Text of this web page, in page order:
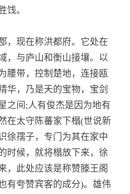
饯。
，现在称洪都府。它处在
，与庐山和衡山接壤。以
腰带，控制楚地，连接瓯
华，乃是天的宝物，宝剑
之间;人有俊杰是因为地有
在太守陈蕃家下榻(世说新
徐孺子，专门为其在家中
时候，就将榻放下来，徐
，此处应该是称赞滕王阁
有夸赞宾客的成分)。雄伟